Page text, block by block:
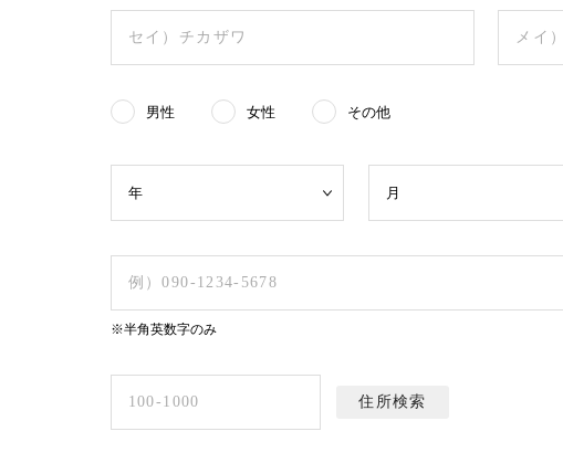
男性 女性 その他
※半角英数字のみ